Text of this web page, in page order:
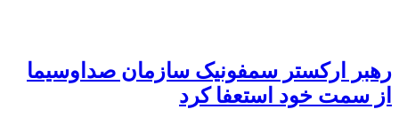
رهبر ارکستر سمفونیک سازمان صداوسیما
از سمت خود استعفا کرد